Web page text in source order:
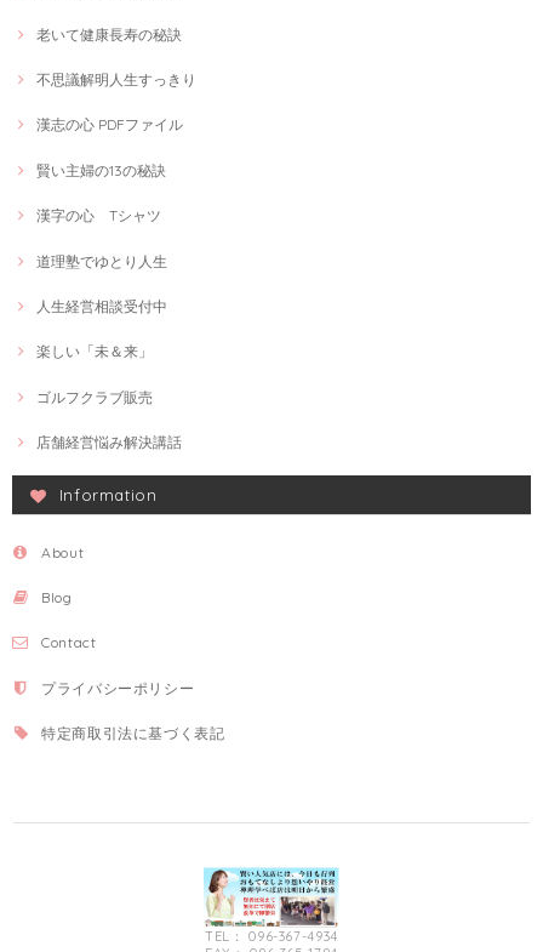
老いて健康長寿の秘訣
不思議解明人生すっきり
漢志の心 PDFファイル
賢い主婦の13の秘訣
漢字の心 Tシャツ
道理塾でゆとり人生
人生経営相談受付中
楽しい「未＆来」
ゴルフクラブ販売
店舗経営悩み解決講話
Information
About
Blog
Contact
プライバシーポリシー
特定商取引法に基づく表記
TEL： 096-367-4934